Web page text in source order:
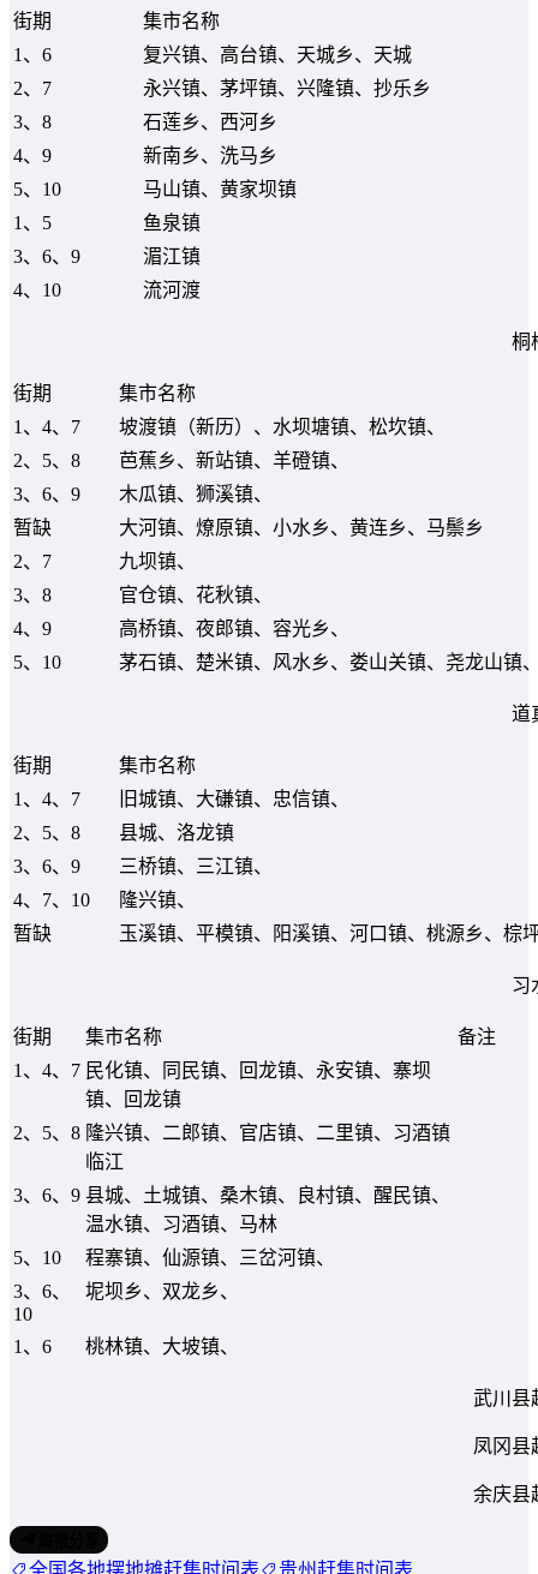
街期
集市名称
1、6
复兴镇、高台镇、天城乡、天城
2、7
永兴镇、茅坪镇、兴隆镇、抄乐乡
3、8
石莲乡、西河乡
4、9
新南乡、洗马乡
5、10
马山镇、黄家坝镇
1、5
鱼泉镇
3、6、9
湄江镇
4、10
流河渡
桐
街期
集市名称
1、4、7
坡渡镇（新历）、水坝塘镇、松坎镇、
2、5、8
芭蕉乡、新站镇、羊磴镇、
3、6、9
木瓜镇、狮溪镇、
暂缺
大河镇、燎原镇、小水乡、黄连乡、马鬃乡
2、7
九坝镇、
3、8
官仓镇、花秋镇、
4、9
高桥镇、夜郎镇、容光乡、
5、10
茅石镇、楚米镇、风水乡、娄山关镇、尧龙山镇
道
街期
集市名称
1、4、7
旧城镇、大磏镇、忠信镇、
2、5、8
县城、洛龙镇
3、6、9
三桥镇、三江镇、
4、7、10
隆兴镇、
暂缺
玉溪镇、平模镇、阳溪镇、河口镇、桃源乡、棕
习
街期 集市名称
备注
1、4、7 民化镇、同民镇、回龙镇、永安镇、寨坝
镇、回龙镇
2、5、8 隆兴镇、二郎镇、官店镇、二里镇、习酒镇
临江
3、6、9 县城、土城镇、桑木镇、良村镇、醒民镇、
温水镇、习酒镇、马林
5、10
程寨镇、仙源镇、三岔河镇、
3、6、
10
坭坝乡、双龙乡、
1、6 桃林镇、大坡镇、
武川县
凤冈县
余庆县
全国各地摆地摊赶集时间表 贵州赶集时间表